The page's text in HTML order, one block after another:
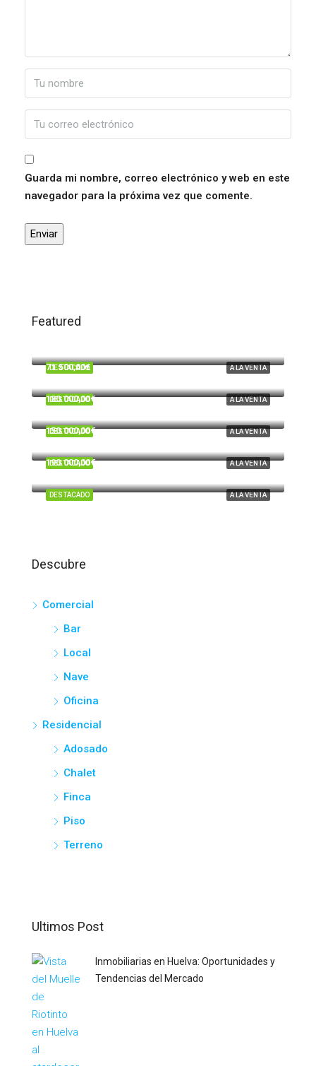
Guarda mi nombre, correo electrónico y web en este
navegador para la próxima vez que comente.
Featured
A LA VENTA
DESTACADO
A LA VENTA
DESTACADO
71.500,00€
A LA VENTA
DESTACADO
180.000,00€
A LA VENTA
DESTACADO
150.000,00€
A LA VENTA
DESTACADO
190.000,00€
Descubre
Comercial
Bar
Local
Nave
Oficina
Residencial
Adosado
Chalet
Finca
Piso
Terreno
Ultimos Post
Inmobiliarias en Huelva: Oportunidades y
Tendencias del Mercado